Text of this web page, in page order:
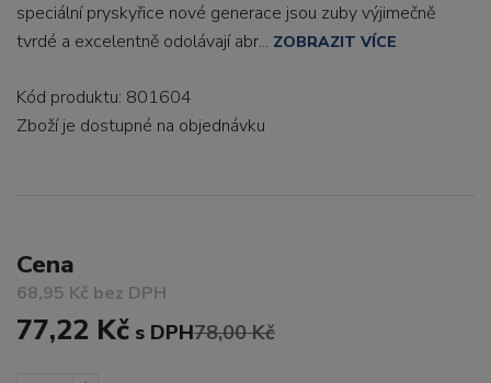
speciální pryskyřice nové generace jsou zuby výjimečně
tvrdé a excelentně odolávají abr... ZOBRAZIT VÍCE
Kód produktu: 801604
Zboží je dostupné na objednávku
Cena
68,95 Kč bez DPH
77,22 Kč s DPH78,00 Kč